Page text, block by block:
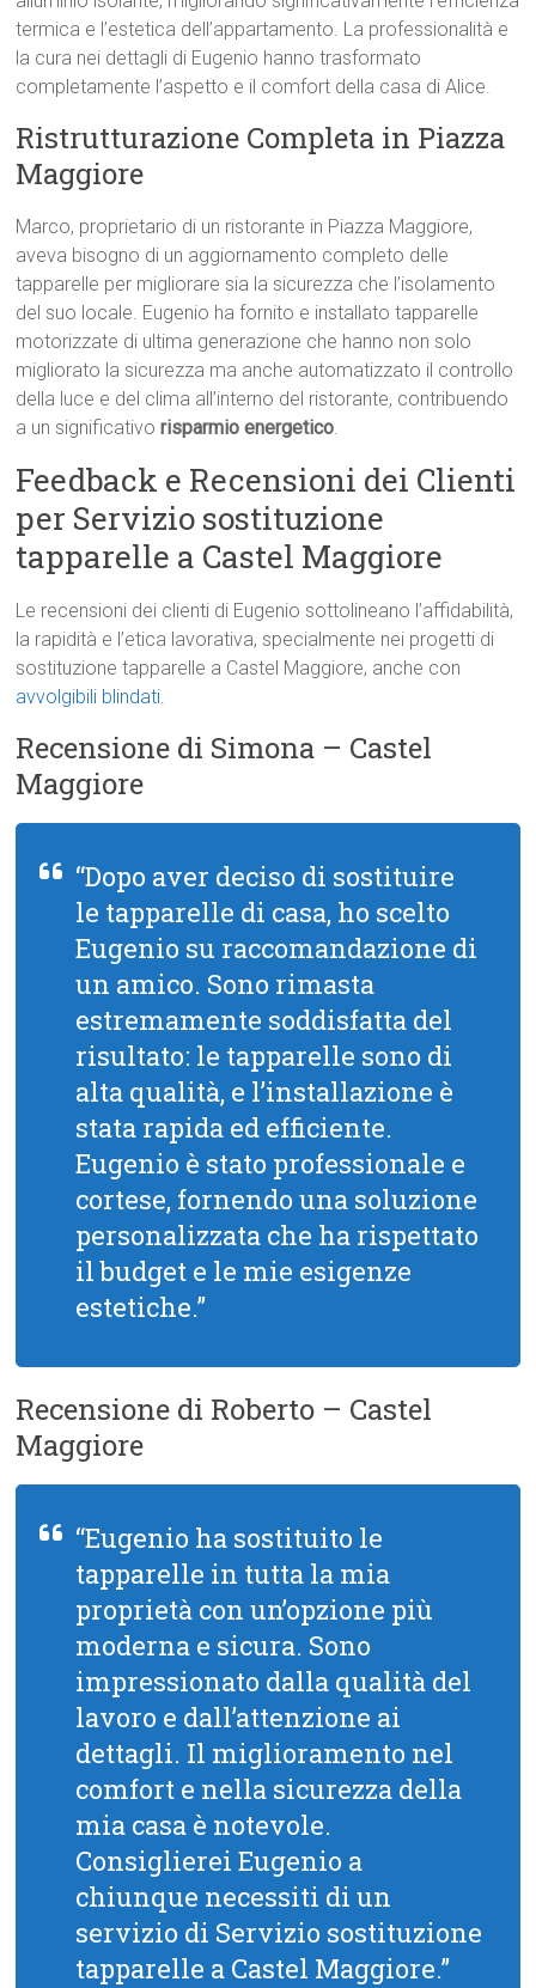
termica e l’estetica dell’appartamento. La professionalità e
la cura nei dettagli di Eugenio hanno trasformato
completamente l’aspetto e il comfort della casa di Alice.
Ristrutturazione Completa in Piazza
Maggiore
Marco, proprietario di un ristorante in Piazza Maggiore,
aveva bisogno di un aggiornamento completo delle
tapparelle per migliorare sia la sicurezza che l’isolamento
del suo locale. Eugenio ha fornito e installato tapparelle
motorizzate di ultima generazione che hanno non solo
migliorato la sicurezza ma anche automatizzato il controllo
della luce e del clima all’interno del ristorante, contribuendo
a un significativorisparmio energetico.
Feedback e Recensioni dei Clienti
per Servizio sostituzione
tapparelle a Castel Maggiore
Le recensioni dei clienti di Eugenio sottolineano l’affidabilità,
la rapidità e l’etica lavorativa, specialmente nei progetti di
sostituzione tapparelle a Castel Maggiore, anche con
avvolgibili blindati.
Recensione di Simona – Castel
Maggiore
“Dopo aver deciso di sostituire
le tapparelle di casa, ho scelto
Eugenio su raccomandazione di
un amico. Sono rimasta
estremamente soddisfatta del
risultato: le tapparelle sono di
alta qualità, e l’installazione è
stata rapida ed efficiente.
Eugenio è stato professionale e
cortese, fornendo una soluzione
personalizzata che ha rispettato
il budget e le mie esigenze
estetiche.”
Recensione di Roberto – Castel
Maggiore
“Eugenio ha sostituito le
tapparelle in tutta la mia
proprietà con un’opzione più
moderna e sicura. Sono
impressionato dalla qualità del
lavoro e dall’attenzione ai
dettagli. Il miglioramento nel
comfort e nella sicurezza della
mia casa è notevole.
Consiglierei Eugenio a
chiunque necessiti di un
servizio di Servizio sostituzione
tapparelle a Castel Maggiore.”